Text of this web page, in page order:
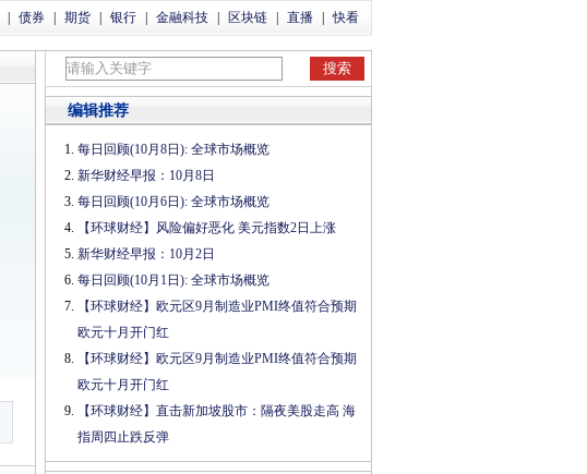
债券 期货 银行 金融科技 区块链 直播 快看
编辑推荐
每日回顾(10月8日): 全球市场概览
新华财经早报：10月8日
每日回顾(10月6日): 全球市场概览
【环球财经】风险偏好恶化 美元指数2日上涨
新华财经早报：10月2日
每日回顾(10月1日): 全球市场概览
【环球财经】欧元区9月制造业PMI终值符合预期
欧元十月开门红
【环球财经】欧元区9月制造业PMI终值符合预期
欧元十月开门红
【环球财经】直击新加坡股市：隔夜美股走高 海
指周四止跌反弹